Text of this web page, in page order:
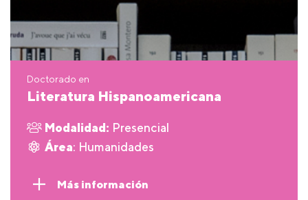
Doctorado en
Literatura Hispanoamericana
Modalidad: Presencial
Área: Humanidades
Más información